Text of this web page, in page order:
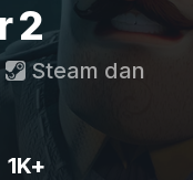
2
Steam dan
1K+